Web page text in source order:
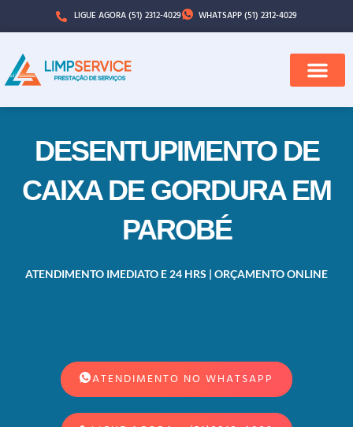
LIGUE AGORA (51) 2312-4029 WHATSAPP (51) 2312-4029
DESENTUPIMENTO DE
CAIXA DE GORDURA EM
PAROBÉ
ATENDIMENTO IMEDIATO E 24 HRS | ORÇAMENTO ONLINE
ATENDIMENTO NO WHATSAPP